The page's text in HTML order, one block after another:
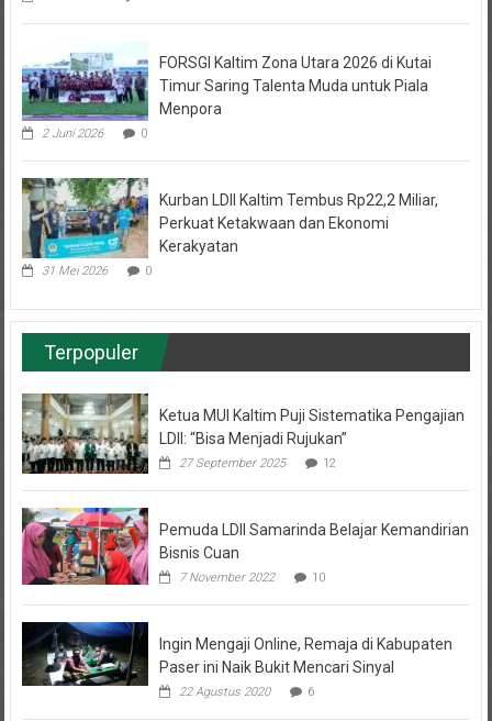
Timur Saring Talenta Muda untuk Piala
Menpora
2 Juni 2026 0
Perkuat Ketakwaan dan Ekonomi
Kerakyatan
31 Mei 2026 0
Terpopuler
LDII: “Bisa Menjadi Rujukan”
27 September 2025 12
Bisnis Cuan
7 November 2022
Paser ini Naik Bukit Mencari Sinyal
22 Agustus 2020 6